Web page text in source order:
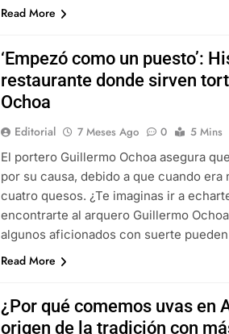
Read More
‘Empezó como un puesto’:
restaurante donde sirven
Ochoa
Editorial 7 Meses Ago 0
5 Mins
El portero Guillermo Ochoa asegura
por su causa, debido a que cuando
cuatro quesos. ¿Te imaginas ir a
encontrarte al arquero Guillermo
algunos aficionados con suerte
Read More
¿Por qué comemos uvas en
origen de la tradición con